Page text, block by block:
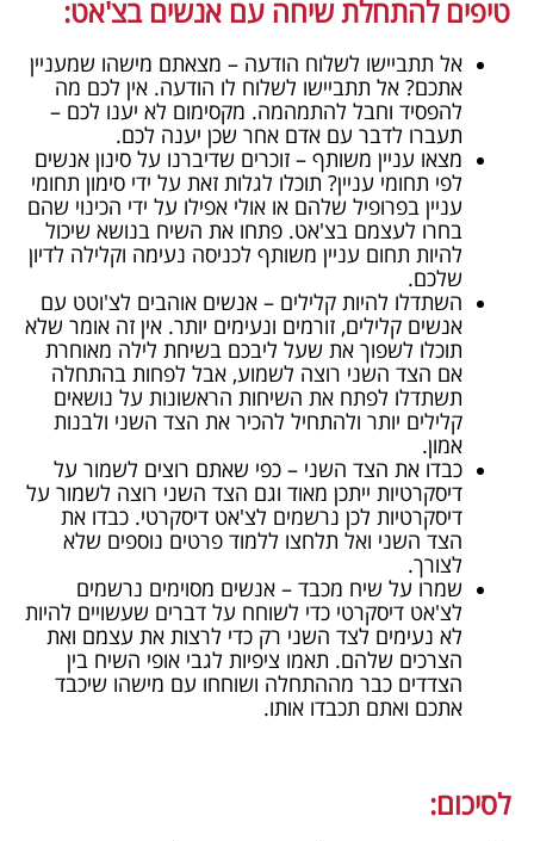
טיפים להתחלת שיחה עם אנשים בצ'אט:
אל תתביישו לשלוח הודעה – מצאתם מישהו שמעניין
אתכם? אל תתביישו לשלוח לו הודעה. אין לכם מה
להפסיד וחבל להתמהמה. מקסימום לא יענו לכם –
תעברו לדבר עם אדם אחר שכן יענה לכם.
מצאו עניין משותף – זוכרים שדיברנו על סינון אנשים
לפי תחומי עניין? תוכלו לגלות זאת על ידי סימון תחומי
עניין בפרופיל שלהם או אולי אפילו על ידי הכינוי שהם
בחרו לעצמם בצ'אט. פתחו את השיח בנושא שיכול
להיות תחום עניין משותף לכניסה נעימה וקלילה לדיון
שלכם.
השתדלו להיות קלילים – אנשים אוהבים לצ'וטט עם
אנשים קלילים, זורמים ונעימים יותר. אין זה אומר שלא
תוכלו לשפוך את שעל ליבכם בשיחת לילה מאוחרת
אם הצד השני רוצה לשמוע, אבל לפחות בהתחלה
תשתדלו לפתח את השיחות הראשונות על נושאים
קלילים יותר ולהתחיל להכיר את הצד השני ולבנות
אמון.
כבדו את הצד השני – כפי שאתם רוצים לשמור על
דיסקרטיות ייתכן מאוד וגם הצד השני רוצה לשמור על
דיסקרטיות לכן נרשמים לצ'אט דיסקרטי. כבדו את
הצד השני ואל תלחצו ללמוד פרטים נוספים שלא
לצורך.
שמרו על שיח מכבד – אנשים מסוימים נרשמים
לצ'אט דיסקרטי כדי לשוחח על דברים שעשויים להיות
לא נעימים לצד השני רק כדי לרצות את עצמם ואת
הצרכים שלהם. תאמו ציפיות לגבי אופי השיח בין
הצדדים כבר מההתחלה ושוחחו עם מישהו שיכבד
אתכם ואתם תכבדו אותו.
לסיכום: